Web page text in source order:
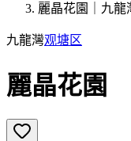
麗晶花園｜九龍
九龍灣观塘区
麗晶花園